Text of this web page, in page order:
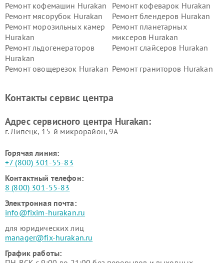
Ремонт кофемашин Hurakan
Ремонт кофеварок Hurakan
Ремонт мясорубок Hurakan
Ремонт блендеров Hurakan
Ремонт морозильных камер
Hurakan
Ремонт планетарных
миксеров Hurakan
Ремонт льдогенераторов
Hurakan
Ремонт слайсеров Hurakan
Ремонт овощерезок Hurakan Ремонт граниторов Hurakan
Hurakan
Контакты сервис центра
Адрес сервисного центра Hurakan:
г. Липецк, 15-й микрорайон, 9А
Горячая линия:
+7 (800) 301-55-83
Контактный телефон:
8 (800) 301-55-83
Электронная почта:
info@fixim-hurakan.ru
для юридических лиц
manager@fix-hurakan.ru
График работы: